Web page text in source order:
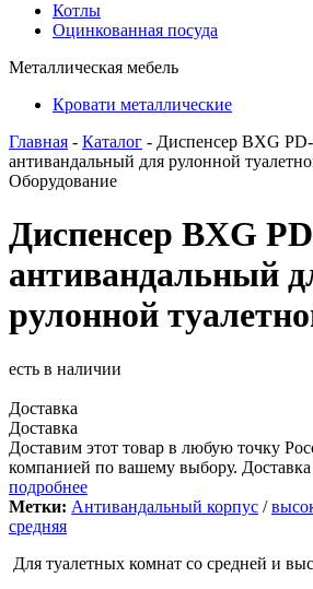
Котлы
Оцинкованная посуда
Металлическая мебель
Кровати металлические
Главная - Каталог - Диспенсер BXG
антивандальный для рулонной
Оборудование
Диспенсер BXG
антивандальный
рулонной
есть в наличии
Доставка
Доставка
Доставим этот товар в любую точку
компанией по вашему выбору. Доставка
подробнее
Метки: Антивандальный корпус /
средняя
Для туалетных комнат со средней и